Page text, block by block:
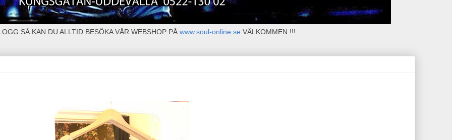
SÅ KAN DU ALLTID BESÖKA VÅR WEBSHOP PÅ www.soul-online.se VÄLKOMMEN !!!